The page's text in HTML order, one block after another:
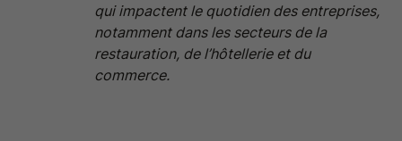
qui impactent le quotidien des entreprises,
notamment dans les secteurs de la
restauration, de l’hôtellerie et du
commerce.